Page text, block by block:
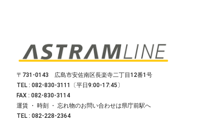
〒731-0143 広島市安佐南区長楽寺二丁目12番1号
TEL : 082-830-3111〔平日9:00-17:45〕
FAX : 082-830-3114
運賃 ・ 時刻 ・ 忘れ物のお問い合わせは県庁前駅へ
TEL : 082-228-2364